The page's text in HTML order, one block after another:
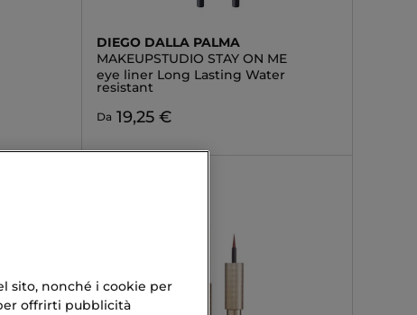
DIEGO DALLA PALMA
MAKEUPSTUDIO STAY ON ME
eye liner Long Lasting Water
resistant
Da 19,25 €
sito, nonché i cookie per
offrirti pubblicità